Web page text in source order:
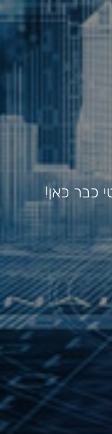
כבר כאן!